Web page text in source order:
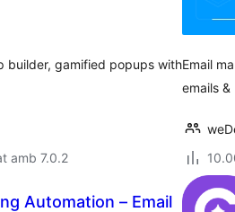
builder, gamified popups with
amb 7.0.2
Email
emails
Automation – Email